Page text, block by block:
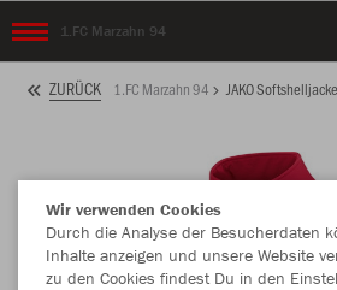
1.FC Marzahn 94
ZURÜCK 1.FC Marzahn 94 JAKO
Wir verwenden Cookies
Durch die Analyse der Besucherdaten
Inhalte anzeigen und unsere Website
zu den Cookies findest Du in den